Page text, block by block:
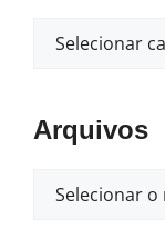
Arquivos